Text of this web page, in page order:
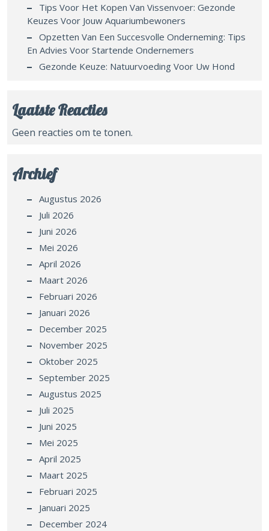
Tips Voor Het Kopen Van Vissenvoer: Gezonde
Keuzes Voor Jouw Aquariumbewoners
Opzetten Van Een Succesvolle Onderneming: Tips
En Advies Voor Startende Ondernemers
Gezonde Keuze: Natuurvoeding Voor Uw Hond
Laatste Reacties
Geen reacties om te tonen.
Archief
Augustus 2026
Juli 2026
Juni 2026
Mei 2026
April 2026
Maart 2026
Februari 2026
Januari 2026
December 2025
November 2025
Oktober 2025
September 2025
Augustus 2025
Juli 2025
Juni 2025
Mei 2025
April 2025
Maart 2025
Februari 2025
Januari 2025
December 2024